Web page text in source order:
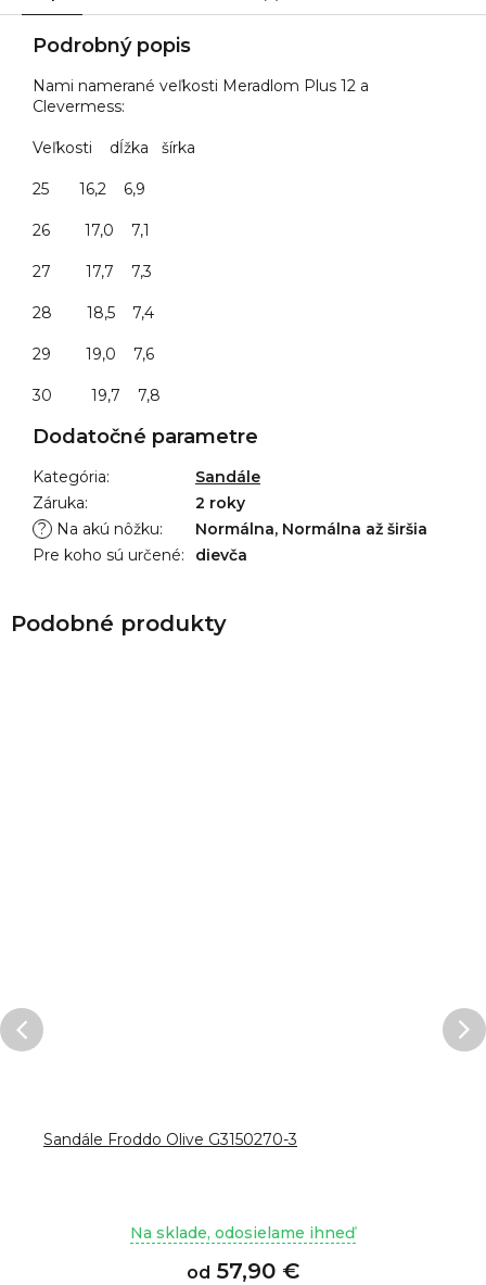
Podrobný popis
Nami namerané veľkosti Meradlom Plus 12 a
Clevermess:
Veľkosti dĺžka šírka
25 16,2 6,9
26 17,0 7,1
27 17,7 7,3
28 18,5 7,4
29 19,0 7,6
30 19,7 7,8
Dodatočné parametre
Kategória:
Sandále
Záruka:
2 roky
?
Na akú nôžku:
Normálna, Normálna až širšia
Pre koho sú určené: dievča
Sandále Froddo Olive G3150270-3
Na sklade, odosielame ihneď
od 57,90 €